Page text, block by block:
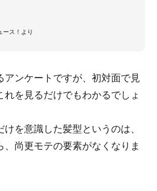
ース！より
アンケートですが、初対面で見
れを見るだけでもわかるでしょ
を意識した髪型というのは、
尚更モテの要素がなくなりま